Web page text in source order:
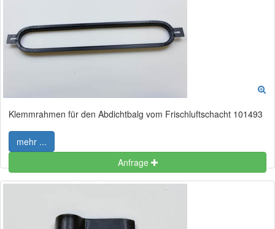
Klemmrahmen für den Abdichtbalg vom Frischluftschacht 101493
mehr ...
Anfrage